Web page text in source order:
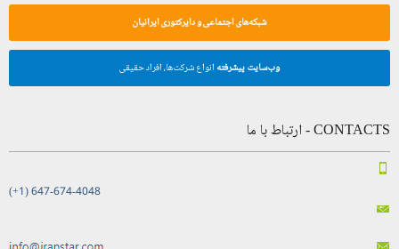
شبکه‌های اجتماعی و دایرکتوری ایرانیان
وب‌سایت پیشرفته انواع شرکت‌ها، افراد حقیقی
CONTACTS - ارتباط با ما
(+1) 647-674-4048